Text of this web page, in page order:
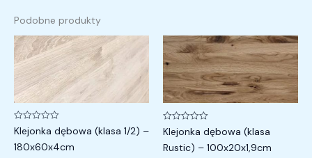
Podobne produkty
Oceniono
0
na
5
Klejonka dębowa (klasa 1/2) –
180x60x4cm
Oceniono
0
na
5
Klejonka dębowa (klasa
Rustic) – 100x20x1,9cm